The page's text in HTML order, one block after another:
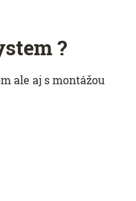
?
ale aj s montážou